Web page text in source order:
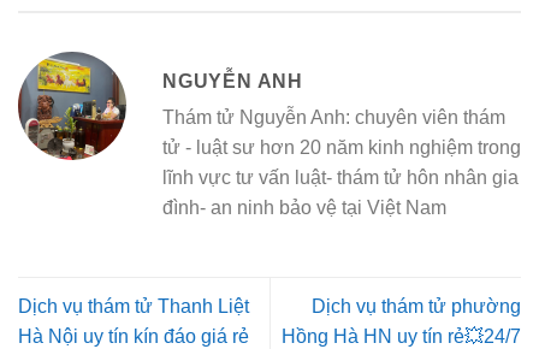
NGUYỄN ANH
Thám tử Nguyễn Anh: chuyên viên thám
tử - luật sư hơn 20 năm kinh nghiệm trong
lĩnh vực tư vấn luật- thám tử hôn nhân gia
đình- an ninh bảo vệ tại Việt Nam
Dịch vụ thám tử Thanh Liệt
Hà Nội uy tín kín đáo giá rẻ
Dịch vụ thám tử phường
Hồng Hà HN uy tín rẻ💥24/7